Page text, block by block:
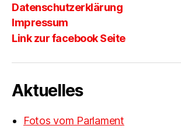
Datenschutzerklärung
Impressum
Link zur facebook Seite
Aktuelles
Fotos vom Parlament